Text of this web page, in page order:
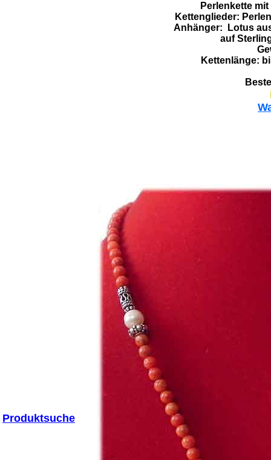
Produktsuche
Perlenkette
Kettenglieder:
Anhänger: Lotus
auf
Kettenlänge: